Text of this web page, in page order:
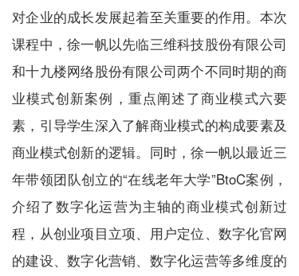
对企业的成长发展起着至关重要的作用。本次
课程中，徐一帆以先临三维科技股份有限公司
和十九楼网络股份有限公司两个不同时期的商
业模式创新案例，重点阐述了商业模式六要
素，引导学生深入了解商业模式的构成要素及
商业模式创新的逻辑。同时，徐一帆以最近三
年带领团队创立的“在线老年大学”BtoC案例，
介绍了数字化运营为主轴的商业模式创新过
程，从创业项目立项、用户定位、数字化官网
的建设、数字化营销、数字化运营等多维度的